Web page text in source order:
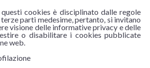
cookies è disciplinato dalle regole
parti medesime, pertanto, si invitano
visione delle informative privacy e delle
o disabilitare i cookies pubblicate
web.